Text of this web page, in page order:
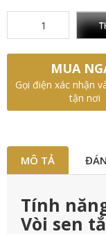
MUA
Gọi điện xác nhận
tận nơi
MÔ TẢ
Tính
Vòi sen